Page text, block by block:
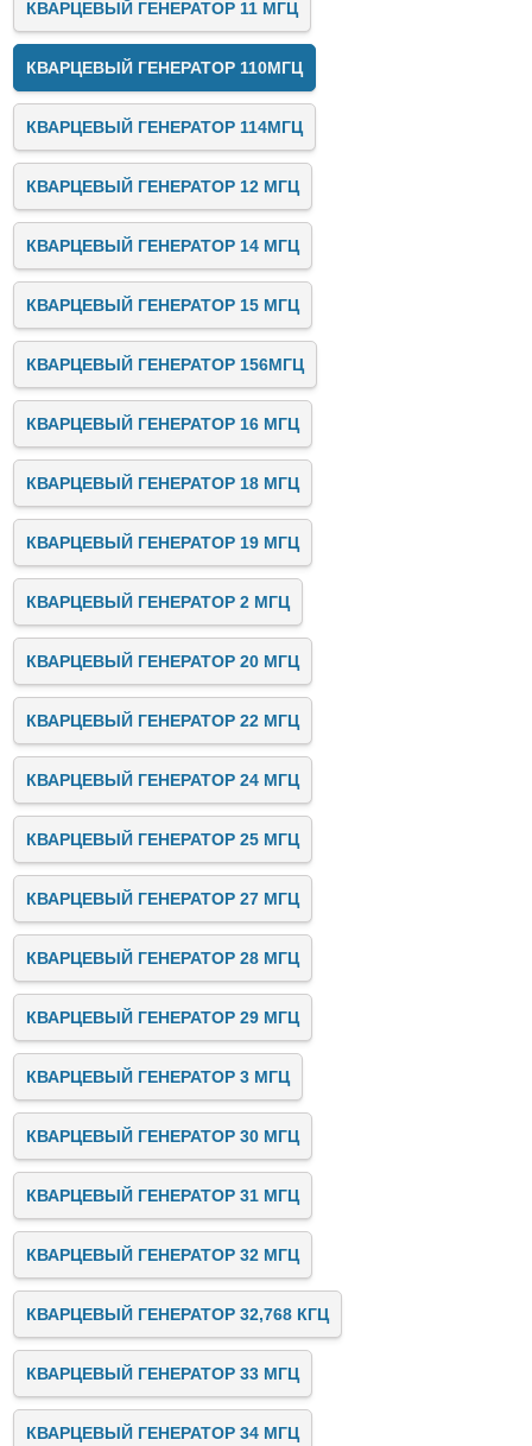
КВАРЦЕВЫЙ ГЕНЕРАТОР 11 МГЦ
КВАРЦЕВЫЙ ГЕНЕРАТОР 110МГЦ
КВАРЦЕВЫЙ ГЕНЕРАТОР 114МГЦ
КВАРЦЕВЫЙ ГЕНЕРАТОР 12 МГЦ
КВАРЦЕВЫЙ ГЕНЕРАТОР 14 МГЦ
КВАРЦЕВЫЙ ГЕНЕРАТОР 15 МГЦ
КВАРЦЕВЫЙ ГЕНЕРАТОР 156МГЦ
КВАРЦЕВЫЙ ГЕНЕРАТОР 16 МГЦ
КВАРЦЕВЫЙ ГЕНЕРАТОР 18 МГЦ
КВАРЦЕВЫЙ ГЕНЕРАТОР 19 МГЦ
КВАРЦЕВЫЙ ГЕНЕРАТОР 2 МГЦ
КВАРЦЕВЫЙ ГЕНЕРАТОР 20 МГЦ
КВАРЦЕВЫЙ ГЕНЕРАТОР 22 МГЦ
КВАРЦЕВЫЙ ГЕНЕРАТОР 24 МГЦ
КВАРЦЕВЫЙ ГЕНЕРАТОР 25 МГЦ
КВАРЦЕВЫЙ ГЕНЕРАТОР 27 МГЦ
КВАРЦЕВЫЙ ГЕНЕРАТОР 28 МГЦ
КВАРЦЕВЫЙ ГЕНЕРАТОР 29 МГЦ
КВАРЦЕВЫЙ ГЕНЕРАТОР 3 МГЦ
КВАРЦЕВЫЙ ГЕНЕРАТОР 30 МГЦ
КВАРЦЕВЫЙ ГЕНЕРАТОР 31 МГЦ
КВАРЦЕВЫЙ ГЕНЕРАТОР 32 МГЦ
КВАРЦЕВЫЙ ГЕНЕРАТОР 32,768 КГЦ
КВАРЦЕВЫЙ ГЕНЕРАТОР 33 МГЦ
КВАРЦЕВЫЙ ГЕНЕРАТОР 34 МГЦ